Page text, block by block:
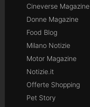
Cineverse Magazine
Donne Magazine
Food Blog
Milano Notizie
Motor Magazine
Notizie.it
Offerte Shopping
Pet Story